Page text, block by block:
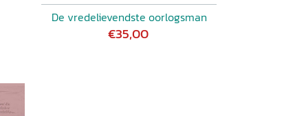
De vredelievendste oorlogsman
€35,00